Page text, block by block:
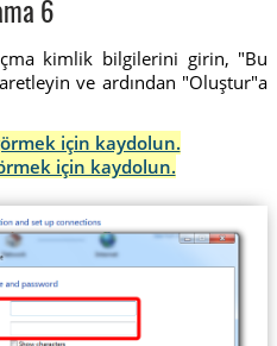
6
kimlik bilgilerini girin, "Bu
ve ardından "Oluştur"a
için kaydolun.
için kaydolun.